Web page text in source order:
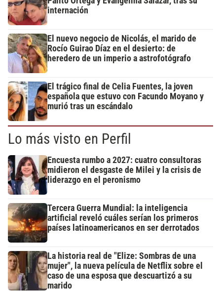
internación
El nuevo negocio de Nicolás, el marido de
Rocío Guirao Díaz en el desierto: de
heredero de un imperio a astrofotógrafo
El trágico final de Celia Fuentes, la joven
española que estuvo con Facundo Moyano y
murió tras un escándalo
Lo más visto en Perfil
Encuesta rumbo a 2027: cuatro consultoras
midieron el desgaste de Milei y la crisis de
liderazgo en el peronismo
Tercera Guerra Mundial: la inteligencia
artificial reveló cuáles serían los primeros
países latinoamericanos en ser derrotados
La historia real de "Elize: Sombras de una
mujer", la nueva película de Netflix sobre el
caso de una esposa que descuartizó a su
marido